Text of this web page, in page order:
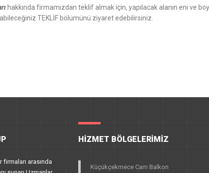
hakkında firmamızdan teklif almak için, yapılacak alanın eni ve
TEKLİF bölümünü ziyaret edebilirsiniz.
arasında
HIZMET BÖLGELERIMIZ
Küçükçekmece Cam Balkon